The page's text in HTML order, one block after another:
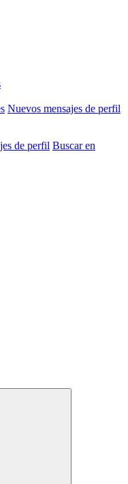
Nuevos mensajes de perfil
de perfil Buscar en